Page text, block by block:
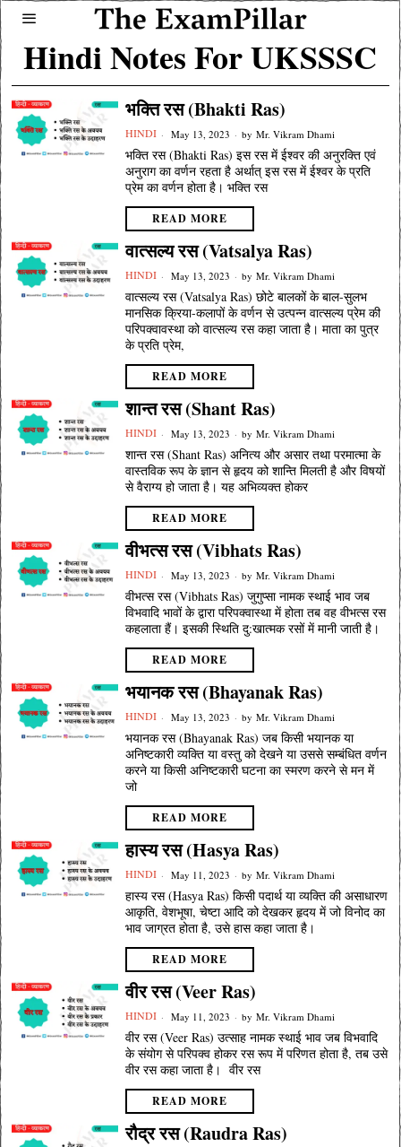
Hindi Notes For UKSSSC
भक्ति रस (Bhakti Ras)
HINDI May 13, 2023 by Mr. Vikram Dhami
भक्ति रस (Bhakti Ras) इस रस में ईश्वर की अनुरक्ति एवं
अनुराग का वर्णन रहता है अर्थात् इस रस में ईश्वर के प्रति
प्रेम का वर्णन होता है। भक्ति रस
READ MORE
वात्सल्य रस (Vatsalya Ras)
HINDI May 13, 2023 by Mr. Vikram Dhami
वात्सल्य रस (Vatsalya Ras) छोटे बालकों के बाल-सुलभ
मानसिक क्रिया-कलापों के वर्णन से उत्पन्न वात्सल्य प्रेम की
परिपक्वावस्था को वात्सल्य रस कहा जाता है। माता का पुत्र
के प्रति प्रेम,
READ MORE
शान्त रस (Shant Ras)
HINDI May 13, 2023 by Mr. Vikram Dhami
शान्त रस (Shant Ras) अनित्य और असार तथा परमात्मा के
वास्तविक रूप के ज्ञान से हृदय को शान्ति मिलती है और विषयों
से वैराग्य हो जाता है। यह अभिव्यक्त होकर
READ MORE
वीभत्स रस (Vibhats Ras)
HINDI May 13, 2023 by Mr. Vikram Dhami
वीभत्स रस (Vibhats Ras) जुगुप्सा नामक स्थाई भाव जब
विभवादि भावों के द्वारा परिपक्वास्था में होता तब वह वीभत्स रस
कहलाता हैं। इसकी स्थिति दु:खात्मक रसों में मानी जाती है।
READ MORE
भयानक रस (Bhayanak Ras)
HINDI May 13, 2023 by Mr. Vikram Dhami
भयानक रस (Bhayanak Ras) जब किसी भयानक या
अनिष्टकारी व्यक्ति या वस्तु को देखने या उससे सम्बंधित वर्णन
करने या किसी अनिष्टकारी घटना का स्मरण करने से मन में
जो
READ MORE
हास्य रस (Hasya Ras)
HINDI May 11, 2023 by Mr. Vikram Dhami
हास्य रस (Hasya Ras) किसी पदार्थ या व्यक्ति की असाधारण
आकृति, वेशभूषा, चेष्टा आदि को देखकर हृदय में जो विनोद का
भाव जाग्रत होता है, उसे हास कहा जाता है।
READ MORE
वीर रस (Veer Ras)
HINDI May 11, 2023 by Mr. Vikram Dhami
वीर रस (Veer Ras) उत्साह नामक स्थाई भाव जब विभवादि
के संयोग से परिपक्व होकर रस रूप में परिणत होता है, तब उसे
वीर रस कहा जाता है। वीर रस
READ MORE
रौद्र रस (Raudra Ras)